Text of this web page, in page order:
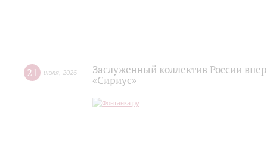
21 июля 2026
Заслуженный коллектив России
«Сириус»